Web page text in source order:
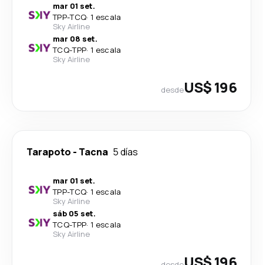
mar 01 set.
TPP-TCQ· 1 escala
Sky Airline
mar 08 set.
TCQ-TPP· 1 escala
Sky Airline
desdeUS$ 196
Tarapoto - Tacna 5 días
mar 01 set.
TPP-TCQ· 1 escala
Sky Airline
sáb 05 set.
TCQ-TPP· 1 escala
Sky Airline